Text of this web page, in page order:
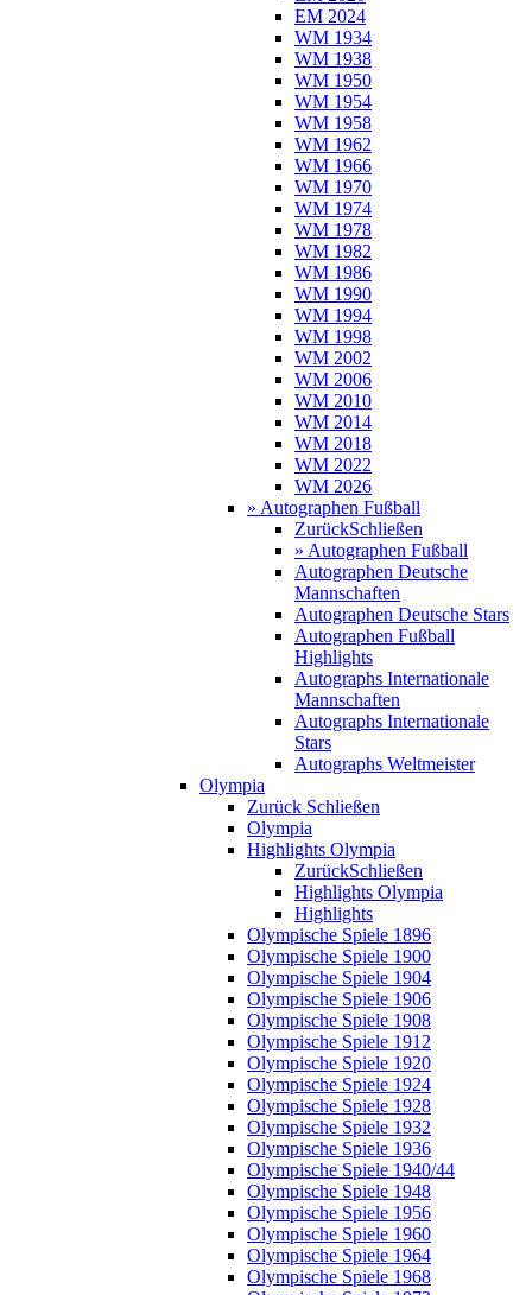
EM 2024
WM 1934
WM 1938
WM 1950
WM 1954
WM 1958
WM 1962
WM 1966
WM 1970
WM 1974
WM 1978
WM 1982
WM 1986
WM 1990
WM 1994
WM 1998
WM 2002
WM 2006
WM 2010
WM 2014
WM 2018
WM 2022
WM 2026
» Autographen Fußball
ZurückSchließen
» Autographen Fußball
Autographen Deutsche
Mannschaften
Autographen Deutsche Stars
Autographen Fußball
Highlights
Autographs Internationale
Mannschaften
Autographs Internationale
Stars
Autographs Weltmeister
Olympia
Zurück Schließen
Olympia
Highlights Olympia
ZurückSchließen
Highlights Olympia
Highlights
Olympische Spiele 1896
Olympische Spiele 1900
Olympische Spiele 1904
Olympische Spiele 1906
Olympische Spiele 1908
Olympische Spiele 1912
Olympische Spiele 1920
Olympische Spiele 1924
Olympische Spiele 1928
Olympische Spiele 1932
Olympische Spiele 1936
Olympische Spiele 1940/44
Olympische Spiele 1948
Olympische Spiele 1956
Olympische Spiele 1960
Olympische Spiele 1964
Olympische Spiele 1968